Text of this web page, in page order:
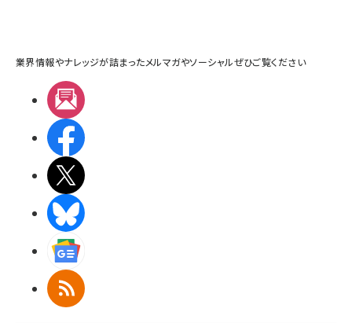
業界情報やナレッジが詰まったメルマガやソーシャルぜひご覧ください
RSS